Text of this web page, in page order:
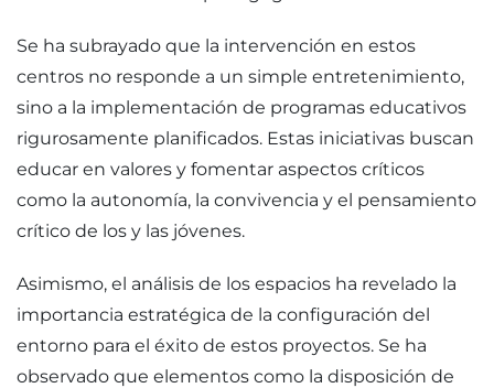
Se ha subrayado que la intervención en estos
centros no responde a un simple entretenimiento,
sino a la implementación de programas educativos
rigurosamente planificados. Estas iniciativas buscan
educar en valores y fomentar aspectos críticos
como la autonomía, la convivencia y el pensamiento
crítico de los y las jóvenes.
Asimismo, el análisis de los espacios ha revelado la
importancia estratégica de la configuración del
entorno para el éxito de estos proyectos. Se ha
observado que elementos como la disposición de